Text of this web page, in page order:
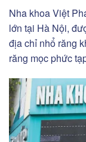
Nha khoa Việt
lớn tại Hà Nội,
địa chỉ nhổ răng
răng mọc phức